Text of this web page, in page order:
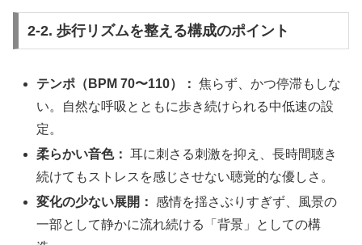
2-2. 歩行リズムを整える構成のポイント
テンポ（BPM 70〜110）： 焦らず、かつ停滞もしな
い。自然な呼吸とともに歩き続けられる中低速の設
定。
柔らかい音色： 耳に刺さる刺激を抑え、長時間聴き
続けてもストレスを感じさせない聴覚的な優しさ。
変化の少ない展開： 感情を揺さぶりすぎず、風景の
一部として静かに流れ続ける「背景」としての構